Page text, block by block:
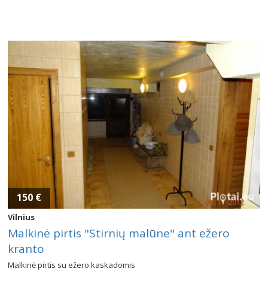
150 €
Vilnius
Malkinė pirtis "Stirnių malūne" ant ežero
kranto
Malkinė pirtis su ežero kaskadomis